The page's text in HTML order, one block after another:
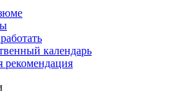
календарь
рекомендация